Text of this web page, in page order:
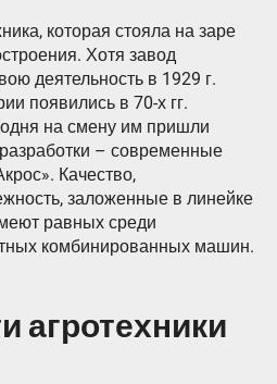
которая стояла на заре
Хотя завод
деятельность в 1929 г.
появились в 70-х гг.
на смену им пришли
– современные
Качество,
заложенные в линейке
равных среди
комбинированных машин.
агротехники